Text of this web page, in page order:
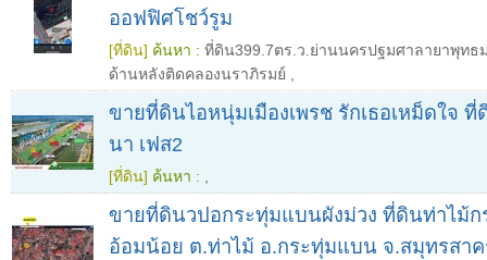
ออฟฟิศโชว์รูม
[ที่ดิน] ค้นหา : ที่ดิน399.7ตร.ว.ย่านนครปฐมศาลายาพุท
ด้านหลังติดคลองนราภิรมย์
ขายที่ดินไอหนุ่มเมืองเพรช รักเธอเหม็ดใจ
นา เฟส2
[ที่ดิน] ค้นหา :
ขายที่ดินวปอกระทุ่มแบนผังม่วง ที่ดินท่าไม้
อ้อมน้อย ต.ท่าไม้ อ.กระทุ่มแบน จ.สมุทรสา